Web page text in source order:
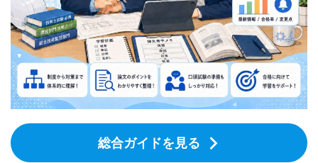
総合ガイドを見る